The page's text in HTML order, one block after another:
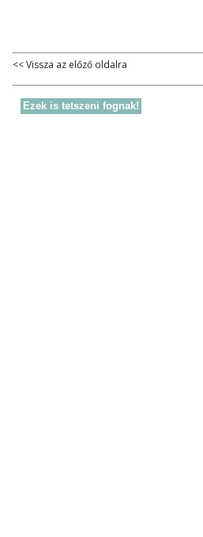
<< Vissza az előző oldalra
Ezek is tetszeni fognak!